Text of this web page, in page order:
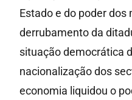
Estado e do poder
derrubamento da
situação democrática
nacionalização dos
economia liquidou o